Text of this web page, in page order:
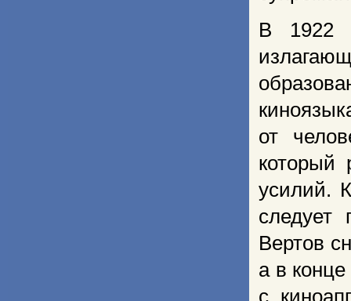
В 1922
от
который
уси­лий.
следует
Вертов
а в
с